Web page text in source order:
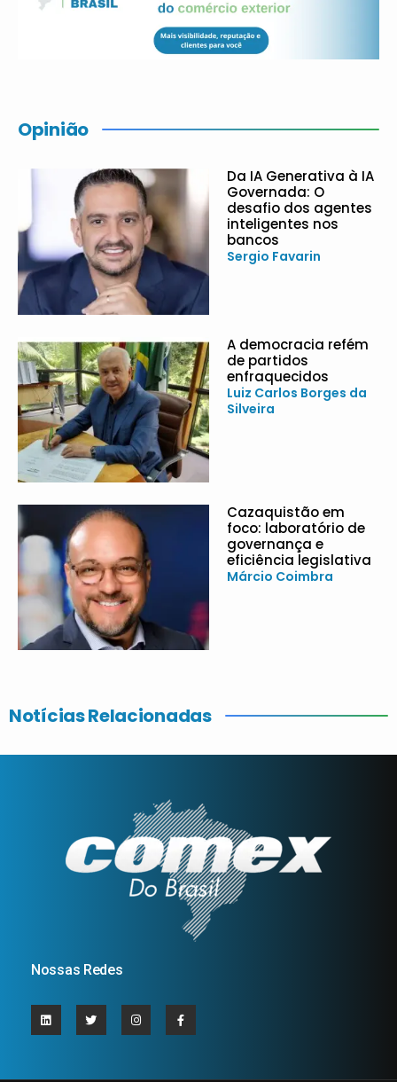
Opinião
Da IA Generativa à IA
Governada: O
desafio dos agentes
inteligentes nos
bancos
Sergio Favarin
A democracia refém
de partidos
enfraquecidos
Luiz Carlos Borges da
Silveira
Cazaquistão em
foco: laboratório de
governança e
eficiência legislativa
Márcio Coimbra
Notícias Relacionadas
Nossas Redes